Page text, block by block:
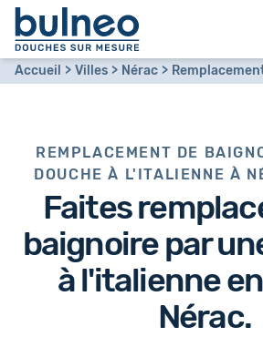
Accueil Villes Nérac
REMPLACEMENT DE
DOUCHE À L'ITALIENNE À
Faites
baignoire par
à l'italienne
Nérac.